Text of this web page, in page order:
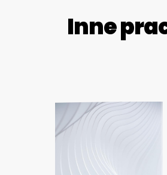
Inne